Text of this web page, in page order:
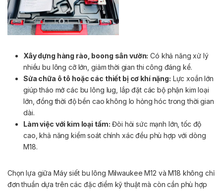
Xây dựng hàng rào, boong sân vườn: Có khả năng xử lý
nhiều bu lông cỡ lớn, giảm thời gian thi công đáng kể.
Sửa chữa ô tô hoặc các thiết bị cơ khí nặng: Lực xoắn lớn
giúp tháo mở các bu lông lug, lắp đặt các bộ phận kim loại
lớn, đồng thời độ bền cao không lo hỏng hóc trong thời gian
dài.
Làm việc với kim loại tấm: Đòi hỏi sức mạnh lớn, tốc độ
cao, khả năng kiểm soát chính xác đều phù hợp với dòng
M18.
Chọn lựa giữa Máy siết bu lông Milwaukee M12 và M18 không chỉ
đơn thuần dựa trên các đặc điểm kỹ thuật mà còn cần phù hợp